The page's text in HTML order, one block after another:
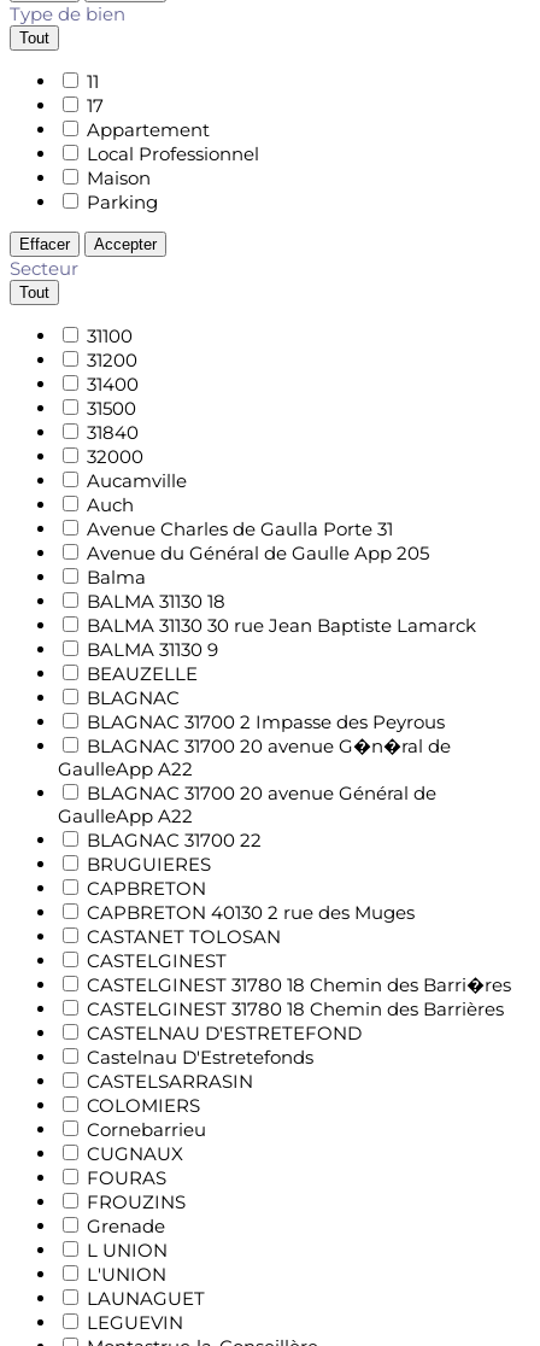
Type de bien
Tout
11
17
Appartement
Local Professionnel
Maison
Parking
Effacer Accepter
Secteur
Tout
31100
31200
31400
31500
31840
32000
Aucamville
Auch
Avenue Charles de Gaulla Porte 31
Avenue du Général de Gaulle App 205
Balma
BALMA 31130 18
BALMA 31130 30 rue Jean Baptiste Lamarck
BALMA 31130 9
BEAUZELLE
BLAGNAC
BLAGNAC 31700 2 Impasse des Peyrous
BLAGNAC 31700 20 avenue G�n�ral de
GaulleApp A22
BLAGNAC 31700 20 avenue Général de
GaulleApp A22
BLAGNAC 31700 22
BRUGUIERES
CAPBRETON
CAPBRETON 40130 2 rue des Muges
CASTANET TOLOSAN
CASTELGINEST
CASTELGINEST 31780 18 Chemin des Barri�res
CASTELGINEST 31780 18 Chemin des Barrières
CASTELNAU D'ESTRETEFOND
Castelnau D'Estretefonds
CASTELSARRASIN
COLOMIERS
Cornebarrieu
CUGNAUX
FOURAS
FROUZINS
Grenade
L UNION
L'UNION
LAUNAGUET
LEGUEVIN